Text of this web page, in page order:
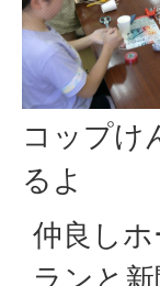
コップけ
るよ
仲良し
ランと